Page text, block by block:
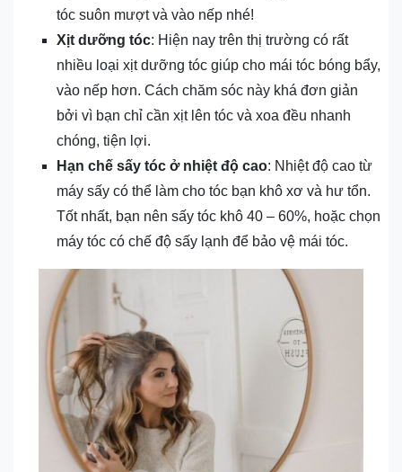
tóc suôn mượt và vào nếp nhé!
Xịt dưỡng tóc: Hiện nay trên thị trường có rất
nhiều loại xịt dưỡng tóc giúp cho mái tóc bóng bẩy,
vào nếp hơn. Cách chăm sóc này khá đơn giản
bởi vì bạn chỉ cần xịt lên tóc và xoa đều nhanh
chóng, tiện lợi.
Hạn chế sấy tóc ở nhiệt độ cao: Nhiệt độ cao từ
máy sấy có thể làm cho tóc bạn khô xơ và hư tổn.
Tốt nhất, bạn nên sấy tóc khô 40 – 60%, hoặc chọn
máy tóc có chế độ sấy lạnh để bảo vệ mái tóc.